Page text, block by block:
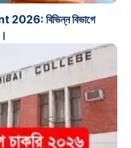
বিভিন্ন বিভাগে